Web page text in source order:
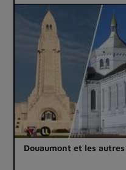
Douaumont et les